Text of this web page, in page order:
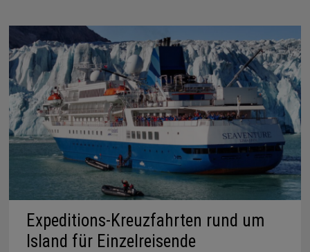
Expeditions-Kreuzfahrten rund um
Island für Einzelreisende